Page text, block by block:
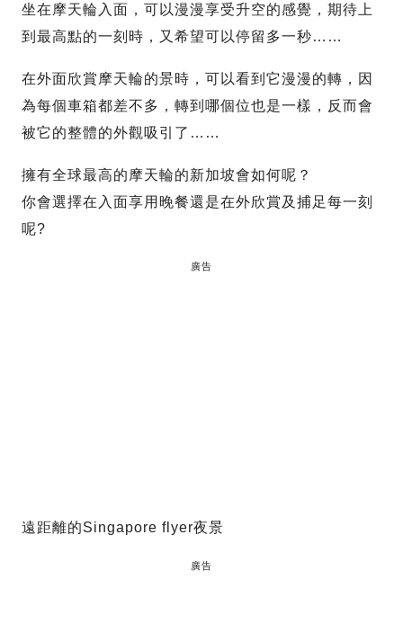
坐在摩天輪入面，可以漫漫享受升空的感覺，期待上
到最高點的一刻時，又希望可以停留多一秒……
在外面欣賞摩天輪的景時，可以看到它漫漫的轉，因
為每個車箱都差不多，轉到哪個位也是一樣，反而會
被它的整體的外觀吸引了……
擁有全球最高的摩天輪的新加坡會如何呢？
你會選擇在入面享用晚餐還是在外欣賞及捕足每一刻
呢?
廣告
遠距離的Singapore flyer夜景
廣告